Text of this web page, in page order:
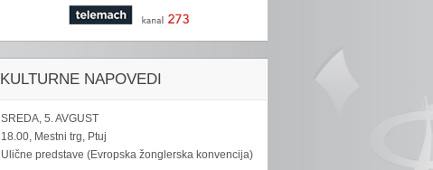
KULTURNE NAPOVEDI
SREDA, 5. AVGUST
18.00, Mestni trg, Ptuj
Ulične predstave (Evropska žonglerska konvencija)